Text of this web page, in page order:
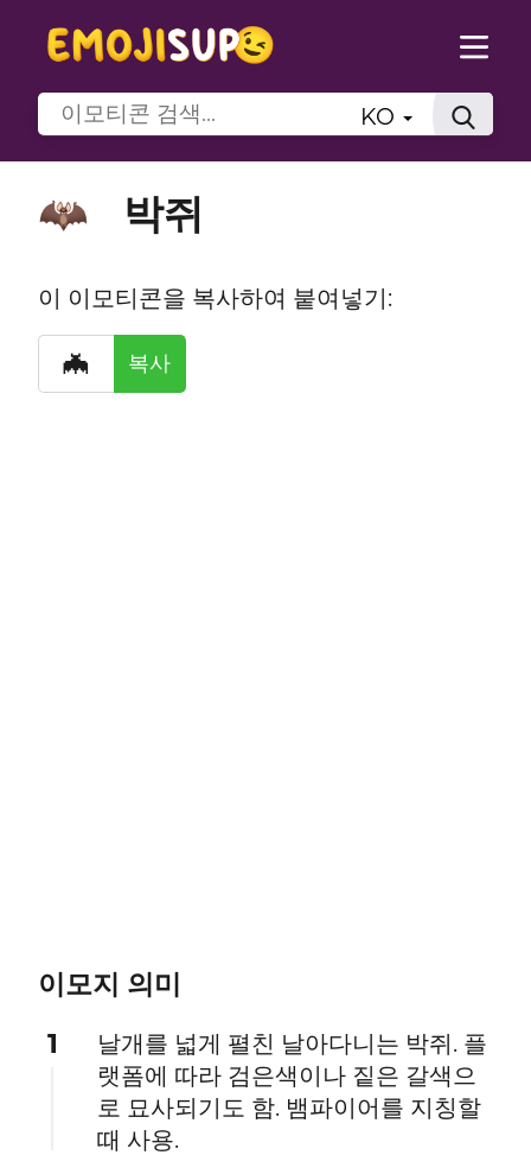
KO
🦇 박쥐
이 이모티콘을 복사하여 붙여넣기:
🦇 복사
이모지 의미
1
날개를 넓게 펼친 날아다니는 박쥐. 플
랫폼에 따라 검은색이나 짙은 갈색으
로 묘사되기도 함. 뱀파이어를 지칭할
때 사용.